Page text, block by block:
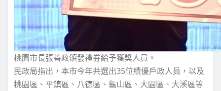
桃園市長張善政頒發禮券給予獲獎人員。
民政局指出，本市今年共選出35位績優戶政人員，以及
桃園區、平鎮區、八德區、龜山區、大園區、大溪區等